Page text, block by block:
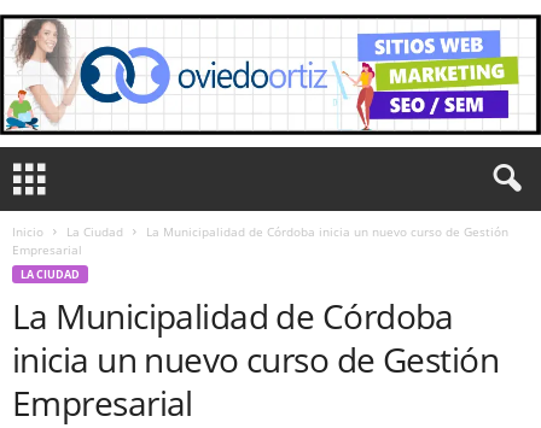
Inicio La Ciudad
La Municipalidad de Córdoba inicia un nuevo curso de Gestión
Empresarial
LA CIUDAD
La Municipalidad de Córdoba
inicia un nuevo curso de Gestión
Empresarial